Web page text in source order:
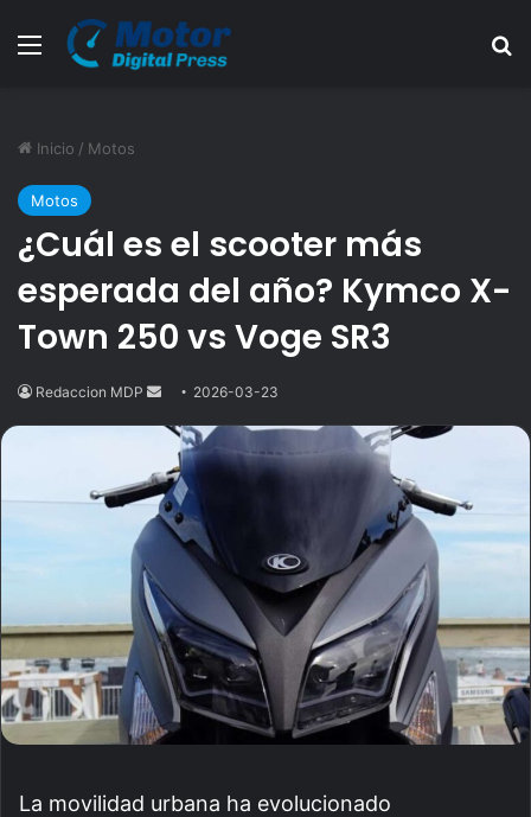
Menú
Inicio / Motos
Motos
¿Cuál es el scooter más
esperada del año? Kymco X-
Town 250 vs Voge SR3
Redaccion MDP
Send
email
2026-03-23
La movilidad urbana ha evolucionado